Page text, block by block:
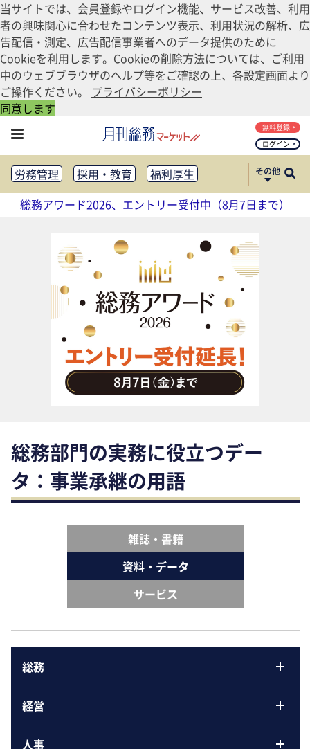
当サイトでは、会員登録やログイン機能、サービス改善、利用
者の興味関心に合わせたコンテンツ表示、利用状況の解析、広
告配信・測定、広告配信事業者へのデータ提供のために
Cookieを利用します。Cookieの削除方法については、ご利用
中のウェブブラウザのヘルプ等をご確認の上、各設定画面より
ご操作ください。 プライバシーポリシー
同意します
ログイン
無料登録
労務管理 採用・教育
福利厚生
健康経営
働き方改革
法務・コンプライアンス
リスクマネジメント・BCP
社外・社内広報
社外・社内コミュニケーション活性化
FM・オフィス移転
CSR・SDGs
テクノロジー活用・DX
助成金・補助金・コスト削減
アウトソーシング・BPO
調査・レポート
その他
総務アワード2026、エントリー受付中（8月7日まで）
総務部門の実務に役立つデー
タ：事業承継の用語
雑誌・書籍
資料・データ
サービス
総務
経営
人事